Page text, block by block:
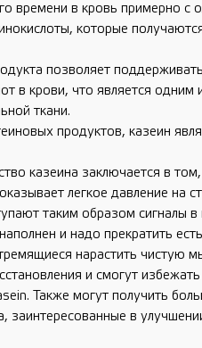
времени в кровь примерно с
которые
позволяет
в крови, что является одним
ткани.
продуктов, казеин
казеина заключается в
легкое давление на
таким образом сигналы в
и надо прекратить
нарастить чистую
и смогут
Также могут получить
заинтересованные в